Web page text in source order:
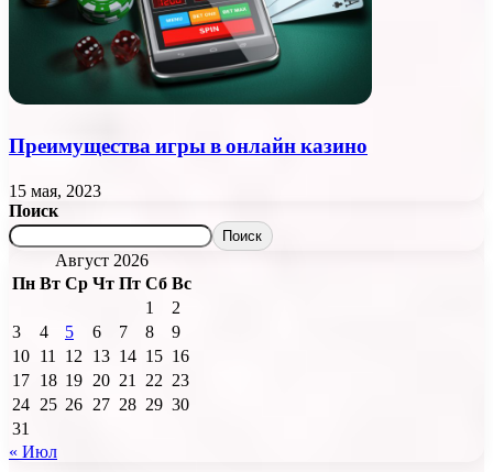
Преимущества игры в онлайн казино
15 мая, 2023
Поиск
Поиск
Август 2026
Пн Вт Ср Чт Пт Сб Вс
1
2
3
4 5 6 7 8
9
10 11 12 13 14 15 16
17 18 19 20 21 22 23
24 25 26 27 28 29 30
31
« Июл